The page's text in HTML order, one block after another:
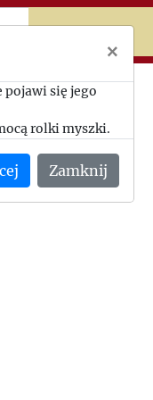
zasadniczej
Pragiera, a inne -
×
pojawi się jego
rolki myszki.
Zamknij